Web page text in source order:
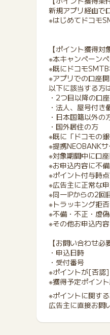
新規アプリ経由で
※はじめてドコモ
【ポイント獲得対
※本キャンペーン
※既にドコモ
※アプリでの口座
以下に該当する方
・2つ目以降の口
・法人、屋号付
・日本国籍以外の
・国外居住の方
※既に「ドコモの
※提携NEOBANK
※対象期間中に口
※お申込内容に不
※ポイント付与時
※広告主に正常な
※同一IPからの2回
※トラッキング拒
※不備・不正・虚
※その他お申込内
【お問い合わせ必
・申込日時
・受付番号
※ポイントが[否認]
※獲得予定ポイン
※ポイントに関する
広告主に直接お問